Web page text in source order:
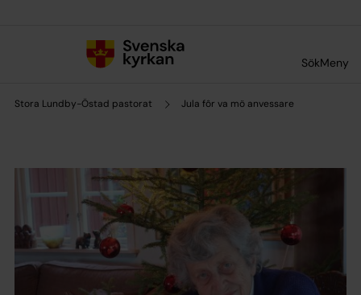
SökMeny
Stora Lundby-Östad pastorat Jula fôr va mö anvessare